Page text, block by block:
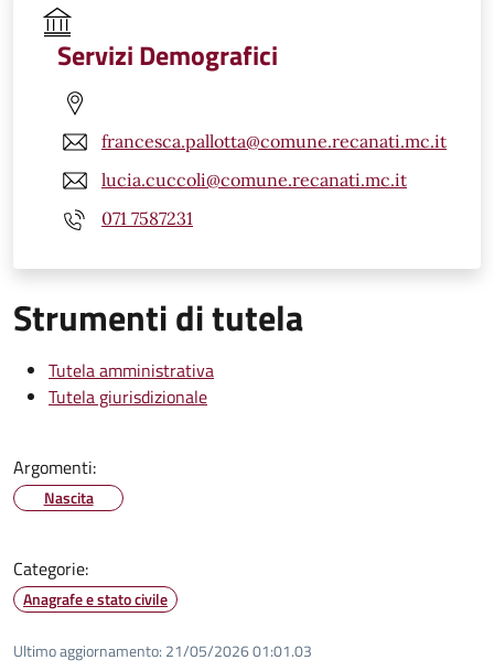
Servizi Demografici
francesca.pallotta@comune.recanati.mc.it
lucia.cuccoli@comune.recanati.mc.it
071 7587231
Strumenti di tutela
Tutela amministrativa
Tutela giurisdizionale
Argomenti:
Nascita
Categorie:
Anagrafe e stato civile
Ultimo aggiornamento: 21/05/2026 01:01.03